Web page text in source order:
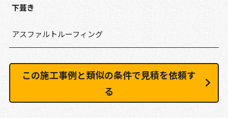
下葺き
アスファルトルーフィング
この施工事例と類似の条件で見積を依頼す
る